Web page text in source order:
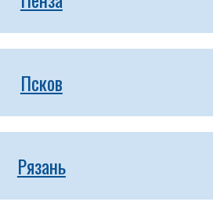
Псков
Рязань